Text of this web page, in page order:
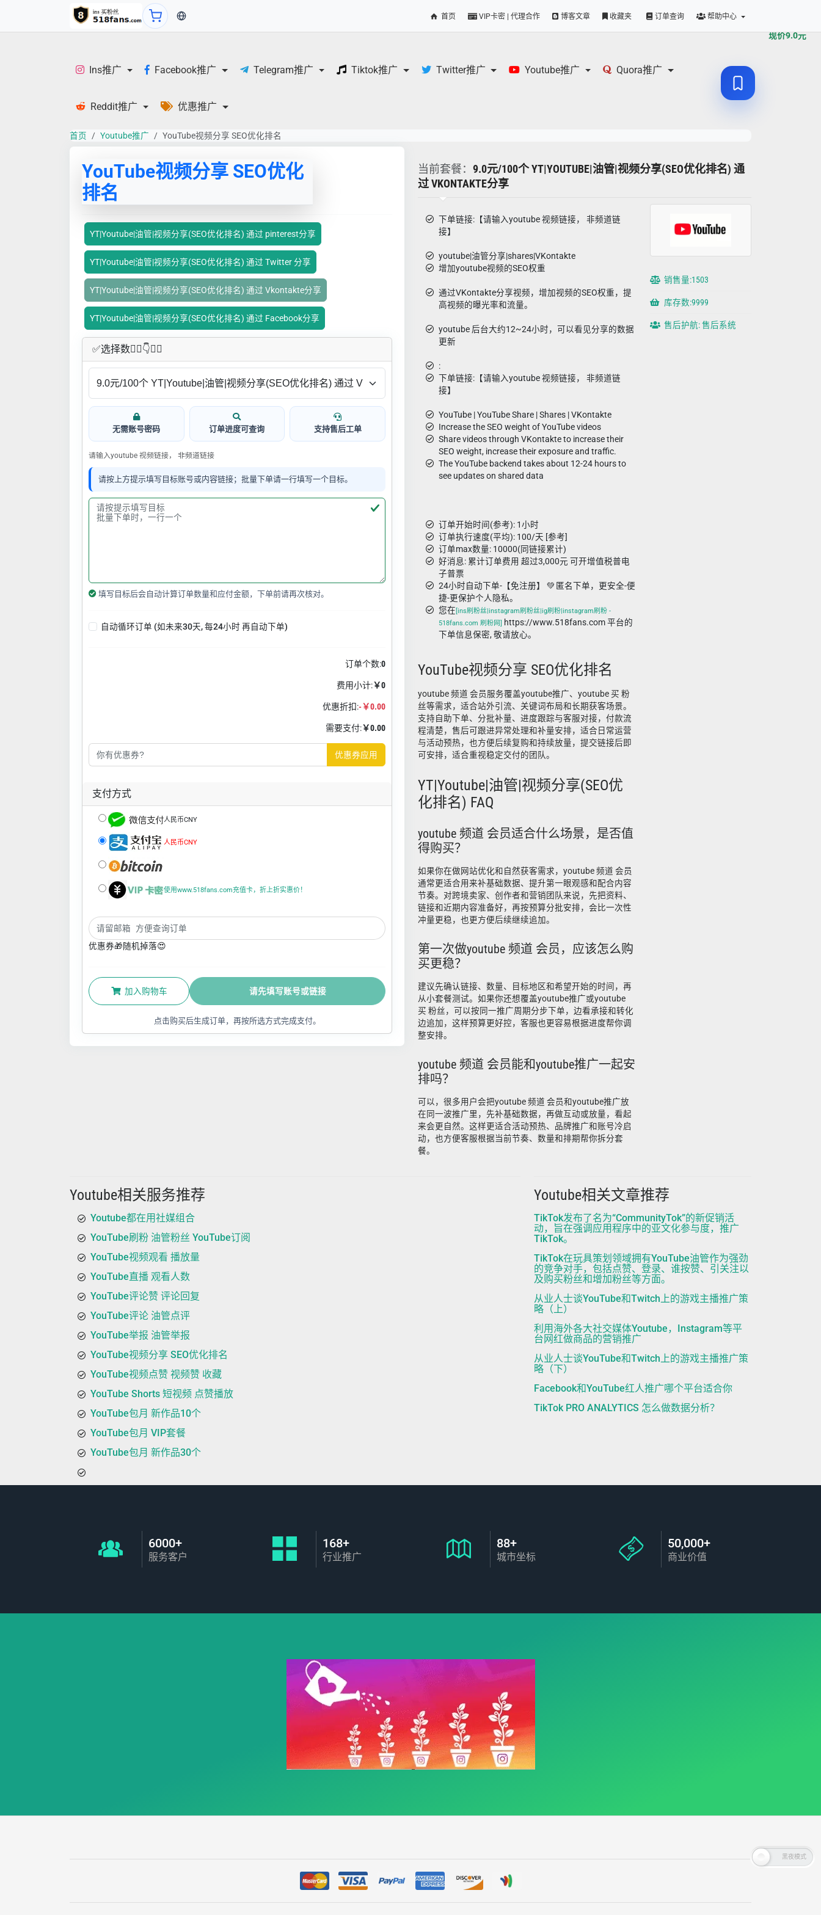
当前语言：中文 首页 VIP卡密 | 代理合作 博客文章 收藏夹 订单查询 帮助中心
Ins推广 Facebook推广 Telegram推广 Tiktok推广 Twitter推广 Youtube推广 Quora推广
Reddit推广 优惠推广
首页 Youtube推广 YouTube视频分享 SEO优化排名
YouTube视频分享 SEO优化
排名
YT|Youtube|油管|视频分享(SEO优化排名) 通过 pinterest分享
YT|Youtube|油管|视频分享(SEO优化排名) 通过 Twitter 分享
YT|Youtube|油管|视频分享(SEO优化排名) 通过 Vkontakte分享
YT|Youtube|油管|视频分享(SEO优化排名) 通过 Facebook分享
✅​选择数👇🏻​​👇👇🏻​​
无需账号密码 订单进度可查询 支持售后工单
请输入youtube 视频链接， 非频道链接
请按上方提示填写目标账号或内容链接；批量下单请一行填写一个目标。
填写目标后会自动计算订单数量和应付金额，下单前请再次核对。
自动循环订单 (如未来30天, 每24小时 再自动下单)
订单个数:0
费用小计:￥0
优惠折扣:-￥0.00
需要支付:￥0.00
优惠券应用
支付方式
人民币CNY
人民币CNY
使用www.518fans.com充值卡，折上折实惠价！
优惠券🎁随机掉落😍
加入购物车 请先填写账号或链接
点击购买后生成订单，再按所选方式完成支付。
现价9.0元
当前套餐： 9.0元/100个 YT|YOUTUBE|油管|视频分享(SEO优化排名) 通
过 VKONTAKTE分享
下单链接:【请输入youtube 视频链接， 非频道链
接】
youtube|油管分享|shares|VKontakte
增加youtube视频的SEO权重
通过VKontakte分享视频，增加视频的SEO权重，提
高视频的曝光率和流量。
youtube 后台大约12~24小时，可以看见分享的数据
更新
:
下单链接:【请输入youtube 视频链接， 非频道链
接】
YouTube | YouTube Share | Shares | VKontakte
Increase the SEO weight of YouTube videos
Share videos through VKontakte to increase their
SEO weight, increase their exposure and traffic.
The YouTube backend takes about 12-24 hours to
see updates on shared data
订单开始时间(参考): 1小时
订单执行速度(平均): 100/天 [参考]
订单max数量: 10000(同链接累计)
好消息: 累计订单费用 超过3,000元 可开增值税普电
子普票
24小时自动下单-【免注册】 💚 匿名下单，更安全-便
捷-更保护个人隐私。
您在[ins刷粉丝|instagram刷粉丝|ig刷粉|instagram刷粉 -
518fans.com 刷粉网] https://www.518fans.com 平台的
下单信息保密, 敬请放心。
YouTube视频分享 SEO优化排名
youtube 频道 会员服务覆盖youtube推广、youtube 买 粉
丝等需求，适合站外引流、关键词布局和长期获客场景。
支持自助下单、分批补量、进度跟踪与客服对接，付款流
程清楚，售后可跟进异常处理和补量安排，适合日常运营
与活动预热，也方便后续复购和持续放量，提交链接后即
可安排，适合重视稳定交付的团队。
YT|Youtube|油管|视频分享(SEO优
化排名) FAQ
youtube 频道 会员适合什么场景，是否值
得购买？
如果你在做网站优化和自然获客需求，youtube 频道 会员
通常更适合用来补基础数据、提升第一眼观感和配合内容
节奏。对跨境卖家、创作者和营销团队来说，先把资料、
链接和近期内容准备好，再按预算分批安排，会比一次性
冲量更稳，也更方便后续继续追加。
第一次做youtube 频道 会员，应该怎么购
买更稳？
建议先确认链接、数量、目标地区和希望开始的时间，再
从小套餐测试。如果你还想覆盖youtube推广或youtube
买 粉丝，可以按同一推广周期分步下单，边看承接和转化
边追加，这样预算更好控，客服也更容易根据进度帮你调
整安排。
youtube 频道 会员能和youtube推广一起安
排吗？
可以，很多用户会把youtube 频道 会员和youtube推广放
在同一波推广里，先补基础数据，再做互动或放量，看起
来会更自然。这样更适合活动预热、品牌推广和账号冷启
动，也方便客服根据当前节奏、数量和排期帮你拆分套
餐。
销售量:1503
库存数:9999
售后护航: 售后系统
Youtube相关服务推荐
Youtube都在用社媒组合
YouTube刷粉 油管粉丝 YouTube订阅
YouTube视频观看 播放量
YouTube直播 观看人数
YouTube评论赞 评论回复
YouTube评论 油管点评
YouTube举报 油管举报
YouTube视频分享 SEO优化排名
YouTube视频点赞 视频赞 收藏
YouTube Shorts 短视频 点赞播放
YouTube包月 新作品10个
YouTube包月 VIP套餐
YouTube包月 新作品30个
Youtube相关文章推荐
TikTok发布了名为“CommunityTok”的新促销活
动，旨在强调应用程序中的亚文化参与度，推广
TikTok。
TikTok在玩具策划领域拥有YouTube油管作为强劲
的竞争对手，包括点赞、登录、谁按赞、引关注以
及购买粉丝和增加粉丝等方面。
从业人士谈YouTube和Twitch上的游戏主播推广策
略（上）
利用海外各大社交媒体Youtube，Instagram等平
台网红做商品的营销推广
从业人士谈YouTube和Twitch上的游戏主播推广策
略（下）
Facebook和YouTube红人推广哪个平台适合你
TikTok PRO ANALYTICS 怎么做数据分析？
6000+
服务客户
168+
行业推广
88+
城市坐标
50,000+
商业价值